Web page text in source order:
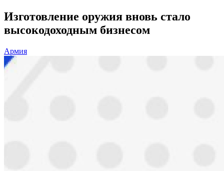
Изготовление оружия вновь стало
высокодоходным бизнесом
Армия